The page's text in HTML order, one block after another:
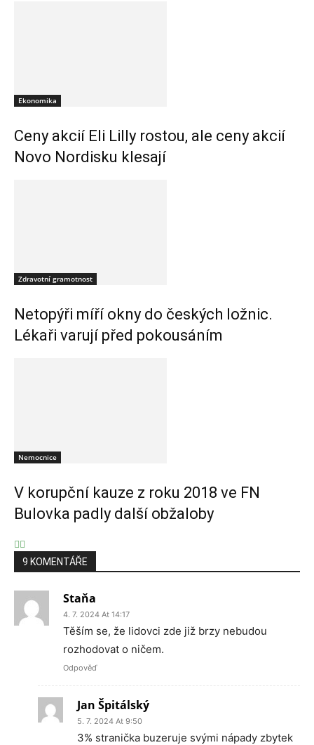
Ekonomika
Ceny akcií Eli Lilly rostou, ale ceny akcií
Novo Nordisku klesají
Zdravotní gramotnost
Netopýři míří okny do českých ložnic.
Lékaři varují před pokousáním
Nemocnice
V korupční kauze z roku 2018 ve FN
Bulovka padly další obžaloby
9 KOMENTÁŘE
Staňa
4. 7. 2024 At 14:17
Těším se, že lidovci zde již brzy nebudou
rozhodovat o ničem.
Odpověď
Jan Špitálský
5. 7. 2024 At 9:50
3% stranička buzeruje svými nápady zbytek